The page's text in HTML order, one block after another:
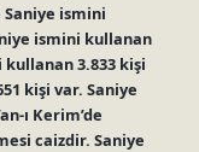
Saniye ismini
ismini kullanan
kullanan 3.833 kişi
kişi var. Saniye
ı Kerim’de
caizdir. Saniye